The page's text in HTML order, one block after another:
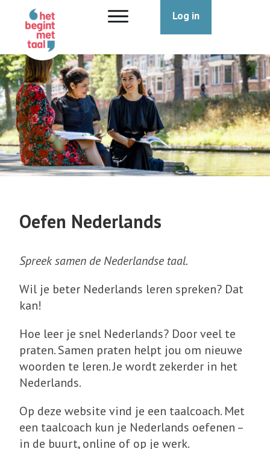
Log in
Oefen Nederlands
Spreek samen de Nederlandse taal.
Wil je beter Nederlands leren spreken? Dat
kan!
Hoe leer je snel Nederlands? Door veel te
praten. Samen praten helpt jou om nieuwe
woorden te leren. Je wordt zekerder in het
Nederlands.
Op deze website vind je een taalcoach. Met
een taalcoach kun je Nederlands oefenen –
in de buurt, online of op je werk.